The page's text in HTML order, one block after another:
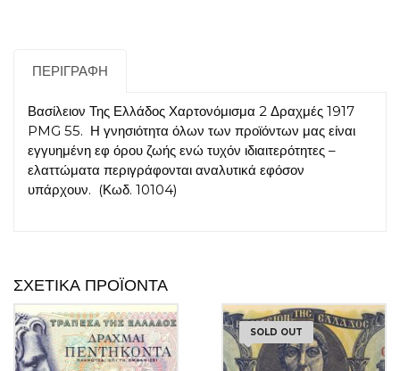
ΠΕΡΙΓΡΑΦΉ
Βασίλειον Της Ελλάδος Χαρτονόμισμα 2 Δραχμές 1917
PMG 55. Η γνησιότητα όλων των προϊόντων μας είναι
εγγυημένη εφ όρου ζωής ενώ τυχόν ιδιαιτερότητες –
ελαττώματα περιγράφονται αναλυτικά εφόσον
υπάρχουν. (Κωδ. 10104)
ΣΧΕΤΙΚΆ ΠΡΟΪΌΝΤΑ
SOLD OUT